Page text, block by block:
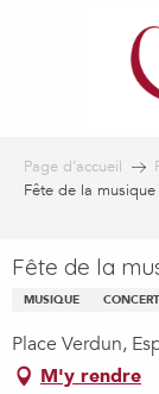
Page d’accueil
Fête de la musique
Fête de la
MUSIQUE CONCERT
Place Verdun,
M'y rendre